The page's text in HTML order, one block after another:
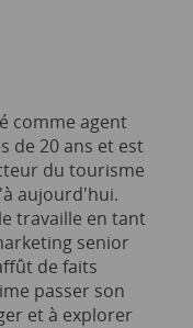
comme agent
de 20 ans et est
du tourisme
aujourd'hui.
travaille en tant
senior
de faits
passer son
et à explorer